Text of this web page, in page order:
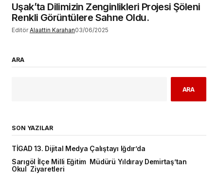
Uşak’ta Dilimizin Zenginlikleri Projesi Şöleni
Renkli Görüntülere Sahne Oldu.
Editör Alaattin Karahan03/06/2025
ARA
ARA
SON YAZILAR
TİGAD 13. Dijital Medya Çalıştayı Iğdır’da
Sarıgöl İlçe Milli Eğitim Müdürü Yıldıray Demirtaş’tan
Okul Ziyaretleri